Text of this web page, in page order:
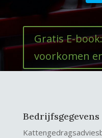
Gratis E-
voorkomen
Bedrijfsgegevens